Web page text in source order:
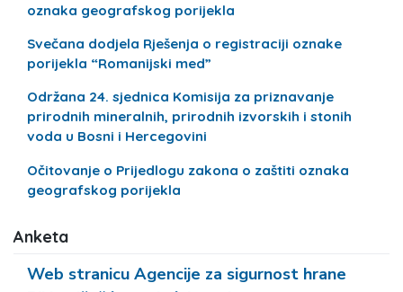
oznaka geografskog porijekla
Svečana dodjela Rješenja o registraciji oznake
porijekla “Romanijski med”
Održana 24. sjednica Komisija za priznavanje
prirodnih mineralnih, prirodnih izvorskih i stonih
voda u Bosni i Hercegovini
Očitovanje o Prijedlogu zakona o zaštiti oznaka
geografskog porijekla
Anketa
Web stranicu Agencije za sigurnost hrane